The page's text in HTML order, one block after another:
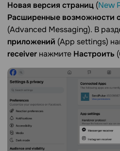
Новая версия страниц (New
Расширенные возможности
(Advanced Messaging). В
приложений (App settings)
receiver нажмите Настроить